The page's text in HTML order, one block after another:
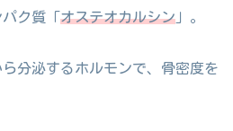
ク質「 オステオカルシン 」。
分泌するホルモンで、骨密度を